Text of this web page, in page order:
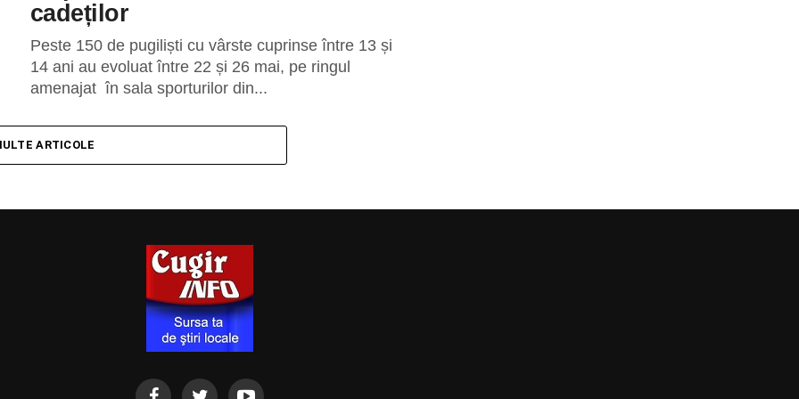
cadeților
Peste 150 de pugiliști cu vârste cuprinse între 13 și
14 ani au evoluat între 22 și 26 mai, pe ringul
amenajat în sala sporturilor din...
ARTICOLE